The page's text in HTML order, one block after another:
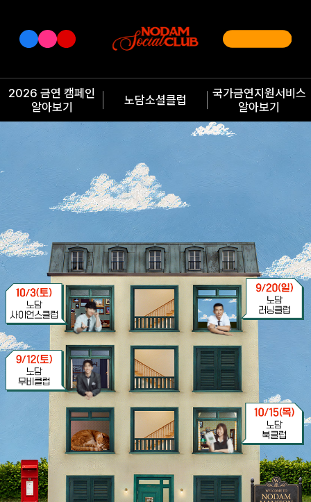
2026 금연 캠페인
알아보기
노담소셜클럽
국가금연지원서비스
알아보기